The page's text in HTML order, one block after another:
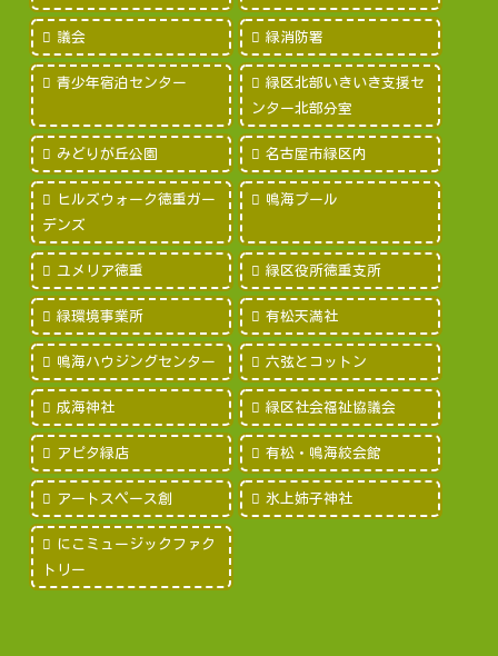
議会 緑消防署
青少年宿泊センター
緑区北部いきいき支援セ
ンター北部分室
みどりが丘公園 名古屋市緑区内
ヒルズウォーク徳重ガー
デンズ
鳴海プール
ユメリア徳重 緑区役所徳重支所
緑環境事業所 有松天満社
鳴海ハウジングセンター 六弦とコットン
成海神社 緑区社会福祉協議会
アピタ緑店 有松・鳴海絞会館
アートスペース創 氷上姉子神社
にこミュージックファク
トリー